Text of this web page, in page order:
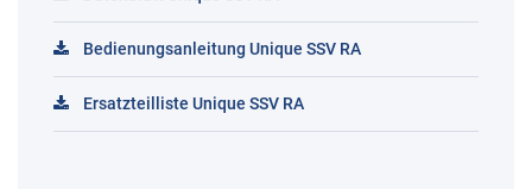
Bedienungsanleitung Unique SSV RA
Ersatzteilliste Unique SSV RA